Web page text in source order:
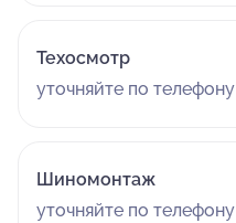
Техосмотр
уточняйте по телефону
Шиномонтаж
уточняйте по телефону